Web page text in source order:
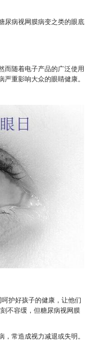
尿病视网膜病变之类的眼底
随着电子产品的广泛使用
重影响大众的眼睛健康。
护好孩子的健康，让他们
不容缓，但糖尿病视网膜
常造成视力减退或失明。